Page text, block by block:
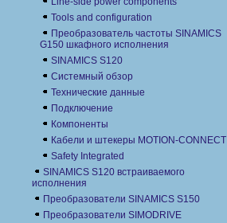
Tools and configuration
Преобразователь частоты SINAMICS
G150 шкафного исполнения
SINAMICS S120
Системный обзор
Технические данные
Подключение
Компоненты
Кабели и штекеры MOTION-CONNECT
Safety Integrated
SINAMICS S120 встраиваемого
исполнения
Преобразователи SINAMICS S150
Преобразователи SIMODRIVE